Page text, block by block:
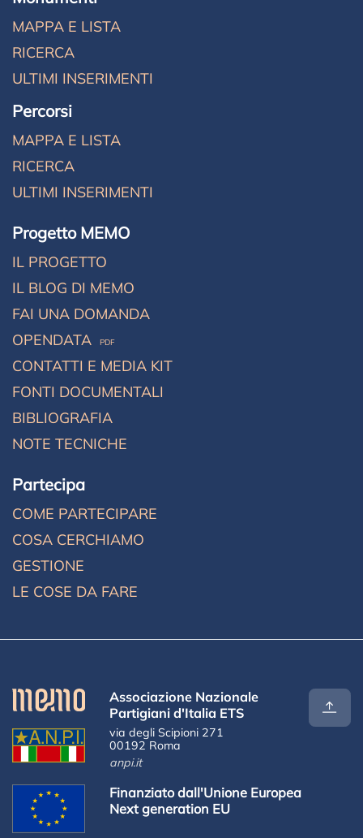
MAPPA E LISTA
RICERCA
ULTIMI INSERIMENTI
Percorsi
MAPPA E LISTA
RICERCA
ULTIMI INSERIMENTI
Progetto MEMO
IL PROGETTO
IL BLOG DI MEMO
FAI UNA DOMANDA
OPENDATA
PDF
CONTATTI E MEDIA KIT
FONTI DOCUMENTALI
BIBLIOGRAFIA
NOTE TECNICHE
Partecipa
COME PARTECIPARE
COSA CERCHIAMO
GESTIONE
LE COSE DA FARE
Associazione Nazionale
Partigiani d'Italia ETS
via degli Scipioni 271
00192 Roma
anpi.it
Finanziato dall'Unione Europea
Next generation EU